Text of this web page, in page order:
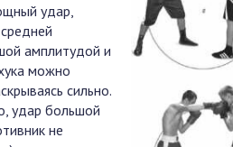
удар,
амплитудой и
можно
сильно.
удар большой
не